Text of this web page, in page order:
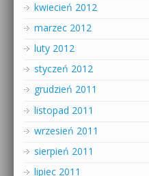
kwiecień 2012
marzec 2012
luty 2012
styczeń 2012
grudzień 2011
listopad 2011
wrzesień 2011
sierpień 2011
lipiec 2011